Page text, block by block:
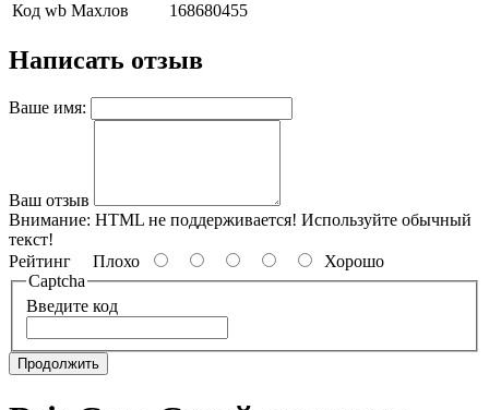
Код wb Махлов
168680455
Написать отзыв
Ваше имя:
Ваш отзыв
Внимание: HTML не поддерживается! Используйте обычный
текст!
Рейтинг Плохо
Хорошо
Captcha
Введите код
Продолжить